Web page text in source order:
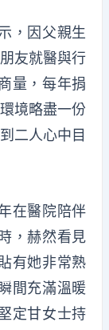
，因父親生
友就醫與行
量，每年捐
境略盡一份
二人心中目
在醫院陪伴
，赫然看見
有她非常熟
間充滿溫暖
定甘女士持